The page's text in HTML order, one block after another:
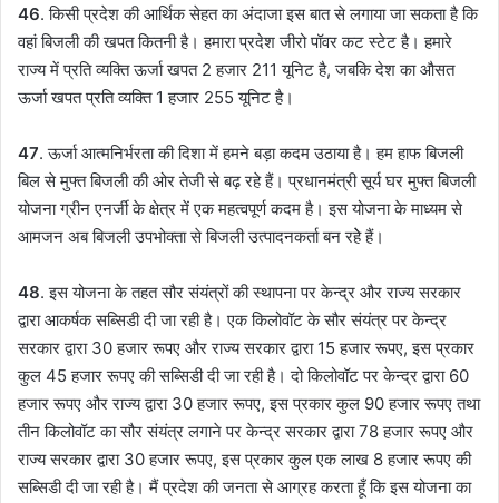
46. किसी प्रदेश की आर्थिक सेहत का अंदाजा इस बात से लगाया जा सकता है कि
वहां बिजली की खपत कितनी है। हमारा प्रदेश जीरो पॉवर कट स्टेट है। हमारे
राज्य में प्रति व्यक्ति ऊर्जा खपत 2 हजार 211 यूनिट है, जबकि देश का औसत
ऊर्जा खपत प्रति व्यक्ति 1 हजार 255 यूनिट है।
47. ऊर्जा आत्मनिर्भरता की दिशा में हमने बड़ा कदम उठाया है। हम हाफ बिजली
बिल से मुफ्त बिजली की ओर तेजी से बढ़ रहे हैं। प्रधानमंत्री सूर्य घर मुफ्त बिजली
योजना ग्रीन एनर्जी के क्षेत्र में एक महत्वपूर्ण कदम है। इस योजना के माध्यम से
आमजन अब बिजली उपभोक्ता से बिजली उत्पादनकर्ता बन रहेे हैं।
48. इस योजना के तहत सौर संयंत्रों की स्थापना पर केन्द्र और राज्य सरकार
द्वारा आकर्षक सब्सिडी दी जा रही है। एक किलोवॉट के सौर संयंत्र पर केन्द्र
सरकार द्वारा 30 हजार रूपए और राज्य सरकार द्वारा 15 हजार रूपए, इस प्रकार
कुल 45 हजार रूपए की सब्सिडी दी जा रही है। दो किलोवॉट पर केन्द्र द्वारा 60
हजार रूपए और राज्य द्वारा 30 हजार रूपए, इस प्रकार कुल 90 हजार रूपए तथा
तीन किलोवॉट का सौर संयंत्र लगाने पर केन्द्र सरकार द्वारा 78 हजार रूपए और
राज्य सरकार द्वारा 30 हजार रूपए, इस प्रकार कुल एक लाख 8 हजार रूपए की
सब्सिडी दी जा रही है। मैं प्रदेश की जनता से आग्रह करता हूँ कि इस योजना का